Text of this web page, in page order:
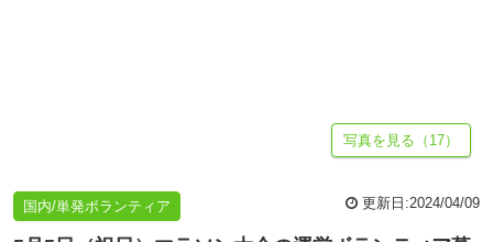
写真を見る（17）
国内/単発ボランティア 更新日:2024/04/09